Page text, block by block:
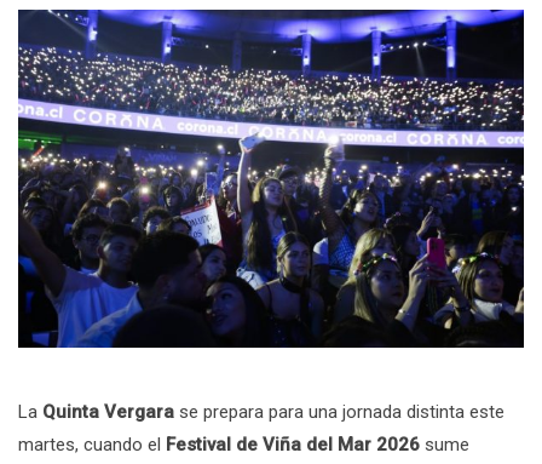
La Quinta Vergara se prepara para una jornada distinta este
martes, cuando el Festival de Viña del Mar 2026 sume